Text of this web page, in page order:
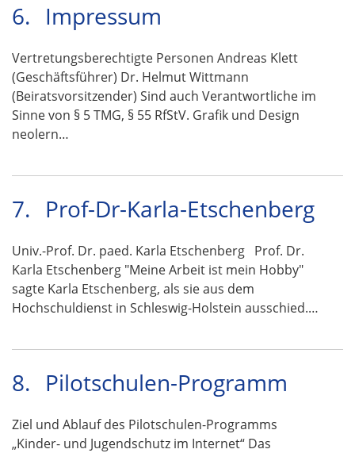
6. Impressum
Vertretungsberechtigte Personen Andreas Klett
(Geschäftsführer) Dr. Helmut Wittmann
(Beiratsvorsitzender) Sind auch Verantwortliche im
Sinne von § 5 TMG, § 55 RfStV. Grafik und Design
neolern…
7. Prof-Dr-Karla-Etschenberg
Univ.-Prof. Dr. paed. Karla Etschenberg Prof. Dr.
Karla Etschenberg "Meine Arbeit ist mein Hobby"
sagte Karla Etschenberg, als sie aus dem
Hochschuldienst in Schleswig-Holstein ausschied.…
8. Pilotschulen-Programm
Ziel und Ablauf des Pilotschulen-Programms
„Kinder- und Jugendschutz im Internet“ Das